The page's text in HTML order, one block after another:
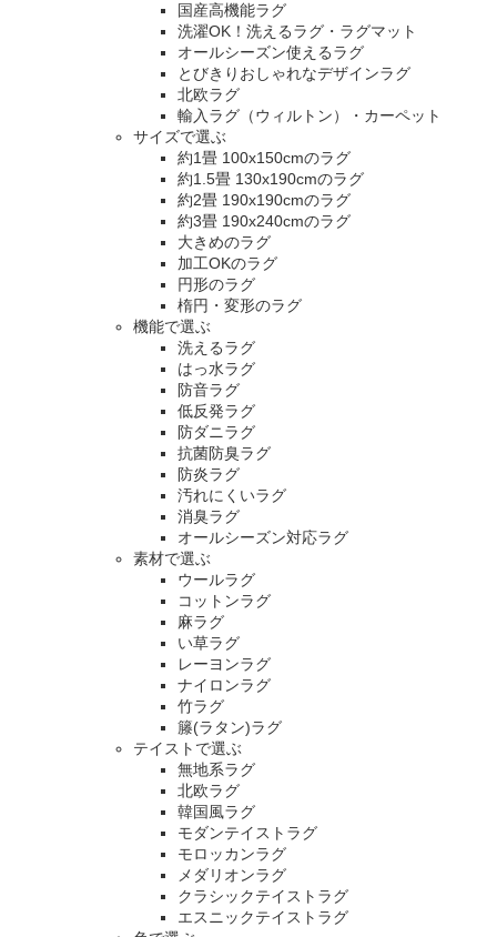
国産高機能ラグ
洗濯OK！洗えるラグ・ラグマット
オールシーズン使えるラグ
とびきりおしゃれなデザインラグ
北欧ラグ
輸入ラグ（ウィルトン）・カーペット
サイズで選ぶ
約1畳 100x150cmのラグ
約1.5畳 130x190cmのラグ
約2畳 190x190cmのラグ
約3畳 190x240cmのラグ
大きめのラグ
加工OKのラグ
円形のラグ
楕円・変形のラグ
機能で選ぶ
洗えるラグ
はっ水ラグ
防音ラグ
低反発ラグ
防ダニラグ
抗菌防臭ラグ
防炎ラグ
汚れにくいラグ
消臭ラグ
オールシーズン対応ラグ
素材で選ぶ
ウールラグ
コットンラグ
麻ラグ
い草ラグ
レーヨンラグ
ナイロンラグ
竹ラグ
籐(ラタン)ラグ
テイストで選ぶ
無地系ラグ
北欧ラグ
韓国風ラグ
モダンテイストラグ
モロッカンラグ
メダリオンラグ
クラシックテイストラグ
エスニックテイストラグ